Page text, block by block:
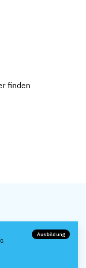
finden
Ausbildung